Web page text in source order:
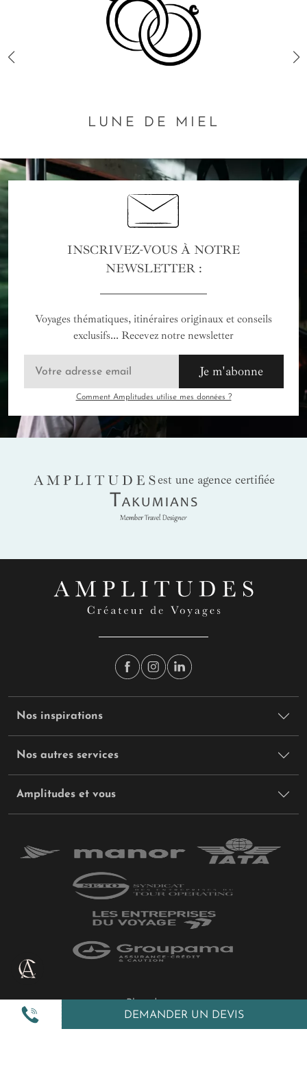
DEMANDER UN DEVIS
LUNE DE MIEL
INSCRIVEZ-VOUS À NOTRE
NEWSLETTER :
Voyages thématiques, itinéraires originaux et conseils
exclusifs... Recevez notre newsletter
Je m'abonne
Comment Amplitudes utilise mes données ?
AMPLITUDES
est une agence certifiée
Takumians
Nos inspirations
Nos autres services
Amplitudes et vous
Politique de confidentialité